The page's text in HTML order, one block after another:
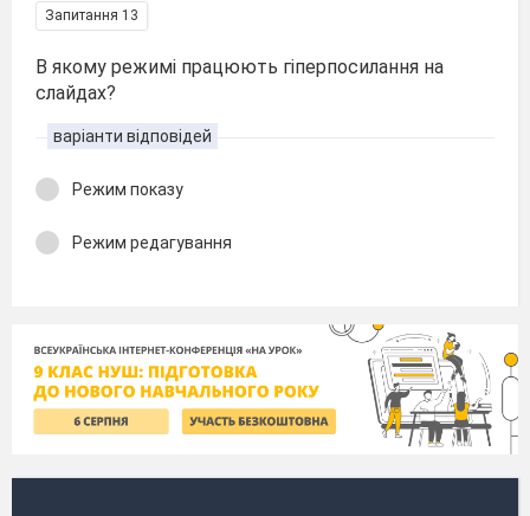
Запитання 13
В якому режимі працюють гіперпосилання на
слайдах?
варіанти відповідей
Режим показу
Режим редагування